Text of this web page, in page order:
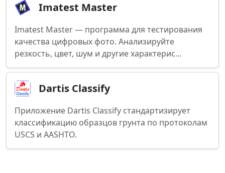
Imatest Master
Imatest Master — программа для тестирования
качества цифровых фото. Анализируйте
резкость, цвет, шум и другие характерис...
Dartis Classify
Приложение Dartis Classify стандартизирует
классификацию образцов грунта по протоколам
USCS и AASHTO.